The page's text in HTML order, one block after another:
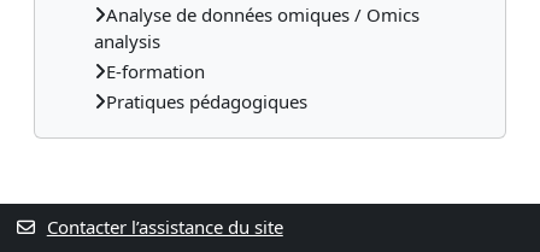
Analyse de données omiques / Omics
analysis
E-formation
Pratiques pédagogiques
Contacter l’assistance du site